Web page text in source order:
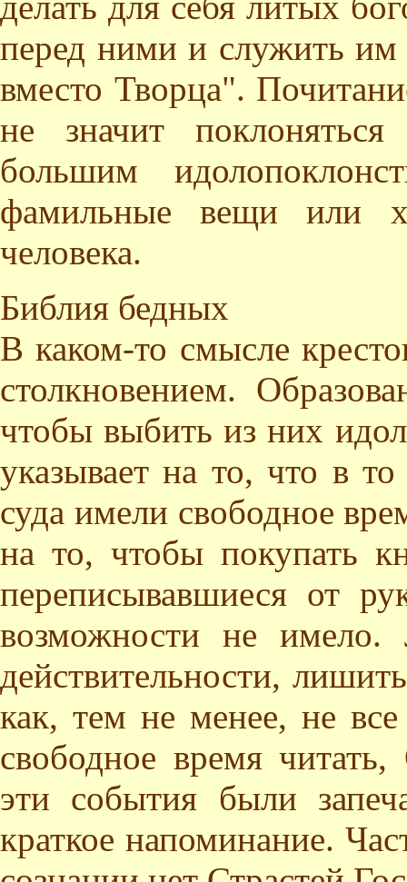
перед ними и служить им
вместо Творца".
не значит
большим
фамильные вещи или
человека.
Библия бедных
В каком-то смысле
столкновением.
чтобы выбить из них
указывает на то, что в
суда имели свободное
на то, чтобы покупать
переписывавшиеся от
возможности не
действительности,
как, тем не менее, не
свободное время
эти события были
краткое напоминание.